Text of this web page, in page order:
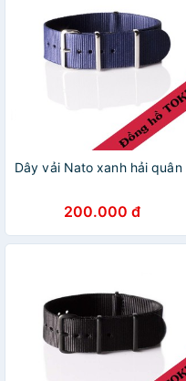
Dây vải Nato xanh hải quân
200.000 đ